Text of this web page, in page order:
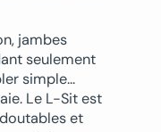
jambes
seulement
simple…
Le L-Sit est
et